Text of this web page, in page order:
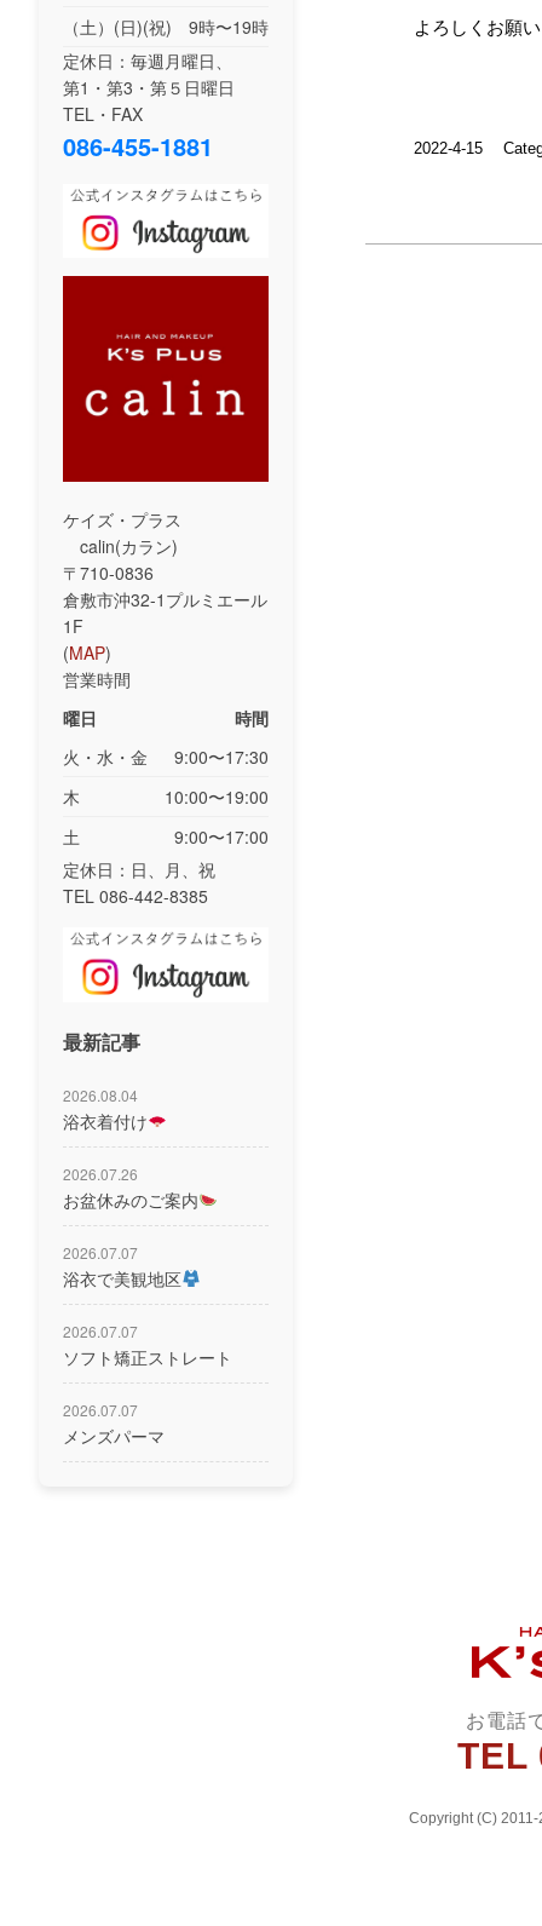
よろしくお願
2022-4-15
（土）(日)(祝)
9時〜19時
定休日：毎週月曜日、
第1・第3・第５日曜日
TEL・FAX
086-455-1881
ケイズ・プラス
calin(カラン)
〒710-0836
倉敷市沖32-1プルミエール
1F
(MAP)
営業時間
曜日
時間
火・水・金
9:00〜17:30
木
10:00〜19:00
土
9:00〜17:00
定休日：日、月、祝
TEL 086-442-8385
最新記事
2026.08.04
浴衣着付け
2026.07.26
お盆休みのご案内
2026.07.07
浴衣で美観地区
2026.07.07
ソフト矯正ストレート
2026.07.07
メンズパーマ
お電話
TEL
Copyright (C)